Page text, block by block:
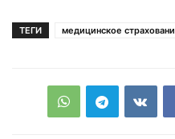
ТЕГИ медицинское